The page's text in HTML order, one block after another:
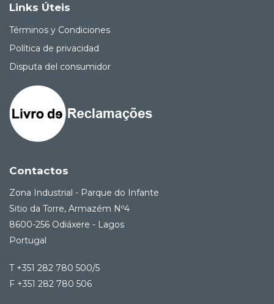
Links Úteis
Términos y Condiciones
Política de privacidad
Disputa del consumidor
Contactos
Zona Industrial - Parque do Infante
Sitio da Torre, Armazém Nº4
8600-256 Odiáxere - Lagos
Portugal
T +351 282 780 500/5
F +351 282 780 506